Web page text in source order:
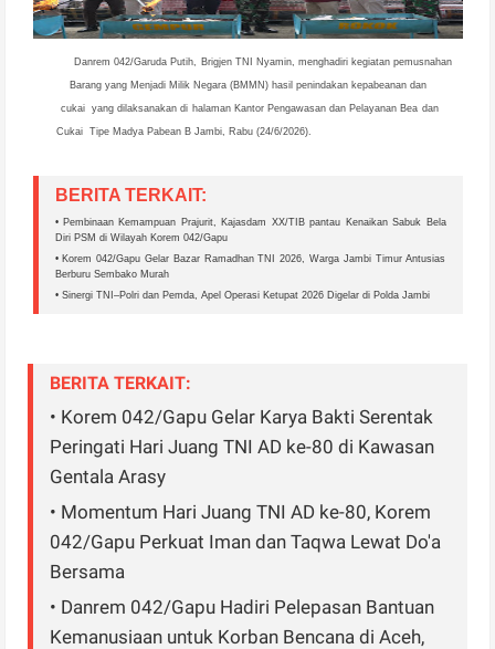
Danrem 042/Garuda Putih, Brigjen TNI Nyamin, menghadiri kegiatan pemusnahan
Barang yang Menjadi Milik Negara (BMMN) hasil penindakan kepabeanan dan
cukai yang dilaksanakan di halaman Kantor Pengawasan dan Pelayanan Bea dan
Cukai Tipe Madya Pabean B Jambi, Rabu (24/6/2026).
BERITA TERKAIT:
• Pembinaan Kemampuan Prajurit, Kajasdam XX/TIB pantau Kenaikan Sabuk Bela
Diri PSM di Wilayah Korem 042/Gapu
• Korem 042/Gapu Gelar Bazar Ramadhan TNI 2026, Warga Jambi Timur Antusias
Berburu Sembako Murah
• Sinergi TNI–Polri dan Pemda, Apel Operasi Ketupat 2026 Digelar di Polda Jambi
BERITA TERKAIT:
• Korem 042/Gapu Gelar Karya Bakti Serentak
Peringati Hari Juang TNI AD ke-80 di Kawasan
Gentala Arasy
• Momentum Hari Juang TNI AD ke-80, Korem
042/Gapu Perkuat Iman dan Taqwa Lewat Do'a
Bersama
• Danrem 042/Gapu Hadiri Pelepasan Bantuan
Kemanusiaan untuk Korban Bencana di Aceh,